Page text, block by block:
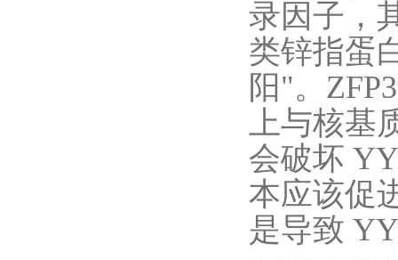
录因子，
类锌指蛋
阳"。
上与核基
会破坏
本应该促
是导致